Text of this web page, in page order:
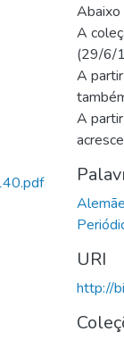
A
(29/6/
A
A
URI
http://